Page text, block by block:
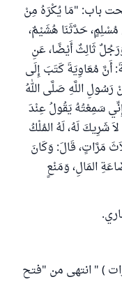
باب: "مَا يُكْرَهُ مِنْ
عَلِيُّ بْنُ مُسْلِمٍ، حَدَّثَنَا هُشَيْمٌ،
ثَالِثٌ أَيْضًا، عَنِ
أَنَّ مُعَاوِيَةَ كَتَبَ إِلَى
اللَّهِ صَلَّى اللهُ
سَمِعْتُهُ يَقُولُ عِنْدَ
شَرِيكَ لَهُ، لَهُ المُلْكُ
مَرَّاتٍ، قَالَ: وَكَانَ
المَالِ، وَمَنْعٍ
) " انتهى من "فتح